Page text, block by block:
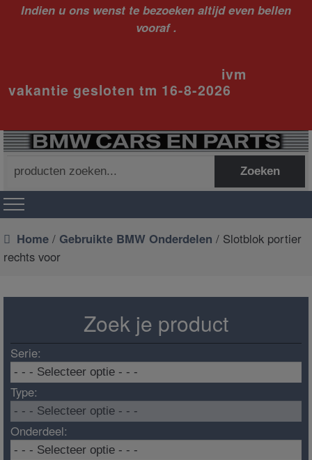
Indien u ons wenst te bezoeken altijd even bellen
vooraf .
ivm
vakantie gesloten tm 16-8-2026
naar:
Zoeken
Home / Gebruikte BMW Onderdelen / Slotblok portier
rechts voor
Zoek je product
Serie:
Type:
Onderdeel: